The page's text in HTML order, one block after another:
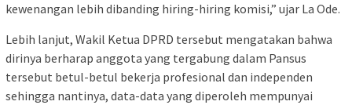
kewenangan lebih dibanding hiring-hiring komisi,” ujar La Ode.
Lebih lanjut, Wakil Ketua DPRD tersebut mengatakan bahwa
dirinya berharap anggota yang tergabung dalam Pansus
tersebut betul-betul bekerja profesional dan independen
sehingga nantinya, data-data yang diperoleh mempunyai